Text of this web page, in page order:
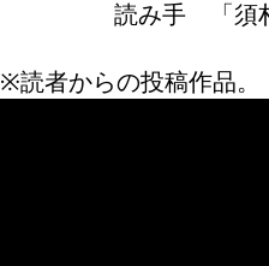
読み手 「
※読者からの投稿作品